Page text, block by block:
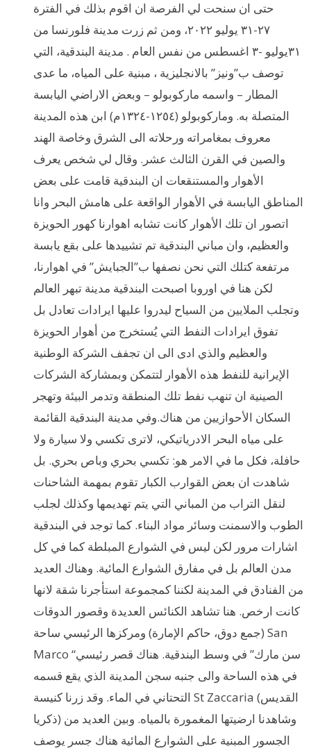
حتى ان سنحت لي الفرصة ان اقوم بذلك في الفترة
٢٧-٣١ يوليو ٢٠٢٢، ومن ثم زرت مدينة فلورنسا من
٣١يوليو -٣ اغسطس من نفس العام . مدينة البندقية، التي
توصف ب”ونيز” بالانجليزية ، مبنية على المياه، ما عدى
المطار – واسمه ماركوبولو – وبعض الاراضي اليابسة
المتصلة به. وماركوبولو (١٢٥٤-١٣٢٤م) ابن هذه المدينة
معروف بمغامراته ورحلاته الى الشرق وخاصة الهند
والصين في القرن الثالث عشر. وقال لي شخص يعرف
الأهوار والمستنقعات ان البندقية قامت على بعض
المناطق اليابسة في الأهوار الواقعة على هامش البحر وانا
اتصور ان تلك الأهوار كانت تشابه اهوارنا كهور الحويزة
والعظيم، وان مباني البندقية تم تشييدها على بقع يابسة
مرتفعة كتلك التي نحن نصفها ب”الجبايش” في اهوارنا،
لكن هنا في اوروبا اصبحت البندقية مدينة تبهر العالم
وتجلب الملايين من السياح ليدروا عليها ايرادات تعادل بل
تفوق ايرادات النفط التي يُستخرج من أهوار الحويزة
والعظيم والذي ادى الى ان تجفف الشركة الوطنية
الإيرانية للنفط هذه الأهوار لتتمكن وبمشاركة الشركات
الصينية ان تنهب نفط تلك المنطقة وتدمر البيئة وتهجر
السكان الأحوازيين من هناك.وفي مدينة البندقية القائمة
على مياه البحر الادرياتيكي، لاترى تكسي ولا سيارة ولا
حافلة، فكل ما في الامر هو: تكسي بحري وباص بحري. بل
شاهدت ان بعض القوارب الكبار تقوم بمهمة الشاحنات
لنقل التراب من المباني التي يتم تهديمها وكذلك لجلب
الطوب والاسمنت وسائر مواد البناء. كما توجد في البندقية
اشارات مرور لكن ليس في الشوارع المبلطة كما في كل
مدن العالم بل في مفارق الشوارع المائية. وهناك العديد
من الفنادق في المدينة لكننا كمجموعة استأجرنا شقة لانها
كانت ارخص. هنا تشاهد الكنائس العديدة وقصور الدوقات
(جمع دوق، حاكم الإمارة) ومركزها الرئيسي ساحة San
Marco “سن مارك” في وسط البندقية. هناك قصر رئيسي
في هذه الساحة والى جنبه سجن المدينة الذي يقع قسمه
التحتاني في الماء. وقد زرنا كنيسة St Zaccaria (القديس
ذكريا) وشاهدنا ارضيتها المغمورة بالمياه. وبين العديد من
الجسور المبنية على الشوارع المائية هناك جسر يوصف